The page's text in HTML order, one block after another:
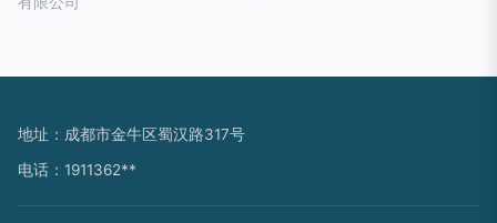
地址：成都市金牛区蜀汉路317号
电话：1911362**